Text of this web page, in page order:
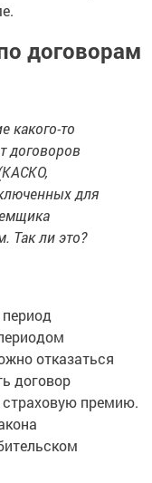
договорам
какого-то
договоров
для
Так ли это?
отказаться
договор
страховую премию.